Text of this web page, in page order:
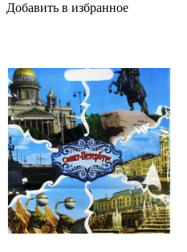
столице"
Добавить в избранное